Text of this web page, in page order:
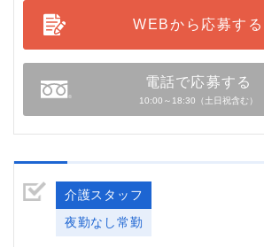
WEBから応募する
電話で応募する
10:00～18:30（土日祝含む）
介護スタッフ
夜勤なし常勤